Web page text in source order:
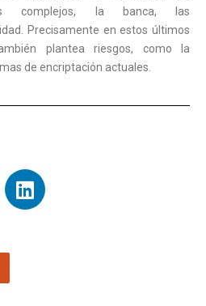
complejos, la banca, las
Precisamente en estos últimos
plantea riesgos, como la
de encriptación actuales.